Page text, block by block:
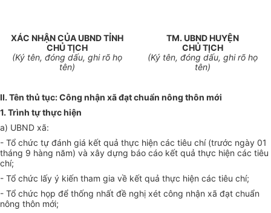
XÁC NHẬN CỦA UBND TỈNH
CHỦ TỊCH
(Ký tên, đóng dấu, ghi rõ họ
tên)
TM. UBND HUYỆN
CHỦ TỊCH
(Ký tên, đóng dấu, ghi rõ họ
tên)
II. Tên thủ tục: Công nhận xã đạt chuẩn nông thôn mới
1. Trình tự thực hiện
a) UBND xã:
- Tổ chức tự đánh giá kết quả thực hiện các tiêu chí (trước ngày 01
tháng 9 hàng năm) và xây dựng báo cáo kết quả thực hiện các tiêu
chí;
- Tổ chức lấy ý kiến tham gia về kết quả thực hiện các tiêu chí;
- Tổ chức họp để thống nhất đề nghị xét công nhận xã đạt chuẩn
nông thôn mới;